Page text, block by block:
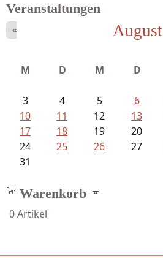
Veranstaltungen
August
«
M D M D
3
4 5 6
10
11 12 13
17
18 19 20
24
25 26 27
31
Warenkorb
0Artikel